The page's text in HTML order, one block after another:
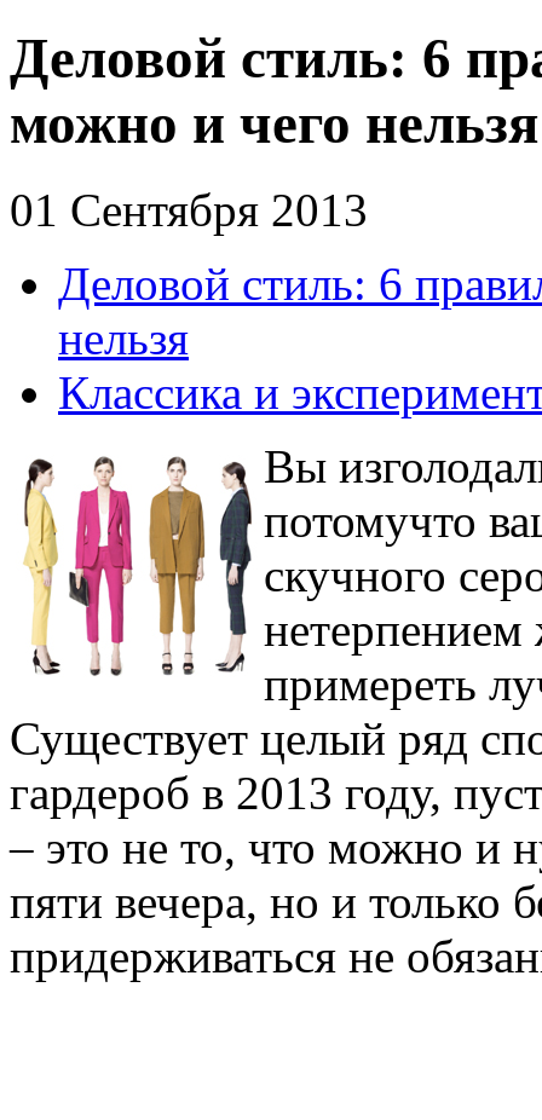
Деловой стиль: 6
можно и чего нельзя
01 Сентября 2013
Деловой стиль: 6
нельзя
Классика и
Вы
потомучто
скучного
примереть
Существует целый ряд
гардероб в 2013 году,
– это не то, что можно и
пяти вечера, но и только
придерживаться не